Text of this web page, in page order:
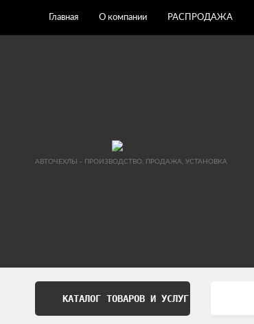
Главная О компании РАСПРОДАЖА
АВТОЧЕХЛЫ - ПРОИЗВОДСТВО, ПРОДАЖА, УСТАНОВКА
КАТАЛОГ ТОВАРОВ И УСЛУГ